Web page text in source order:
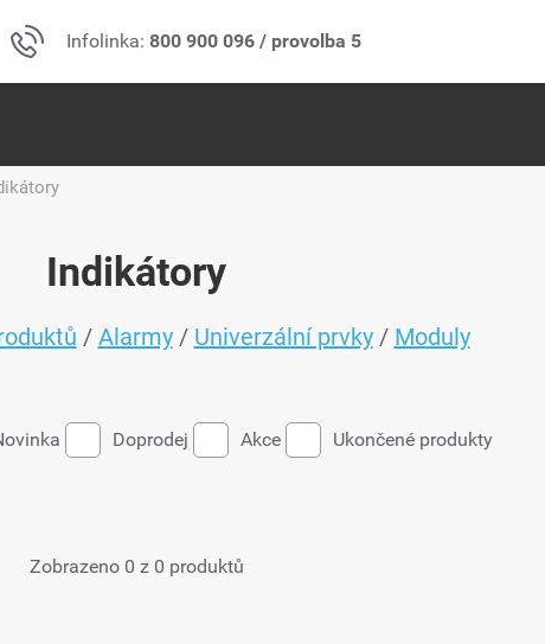
Infolinka: 800 900 096 / provolba 5
Indikátory
/ Alarmy/ Univerzální prvky/ Moduly
Doprodej Akce Ukončené produkty
Zobrazeno 0 z 0 produktů